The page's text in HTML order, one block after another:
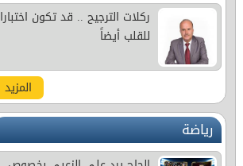
ركلات الترجيح .. قد تكون اختبارا
للقلب أيضاً
المزيد
رياضة